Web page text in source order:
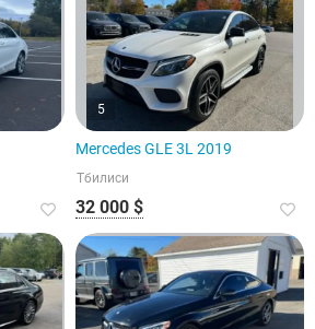
5
Mercedes GLE 3L 2019
Тбилиси
32 000 $